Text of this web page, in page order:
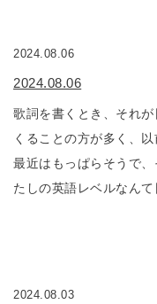
2024.08.06
2024.08.06
歌詞を書くとき、それ
くることの方が多く、
最近はもっぱらそうで
たしの英語レベルなん
2024.08.03